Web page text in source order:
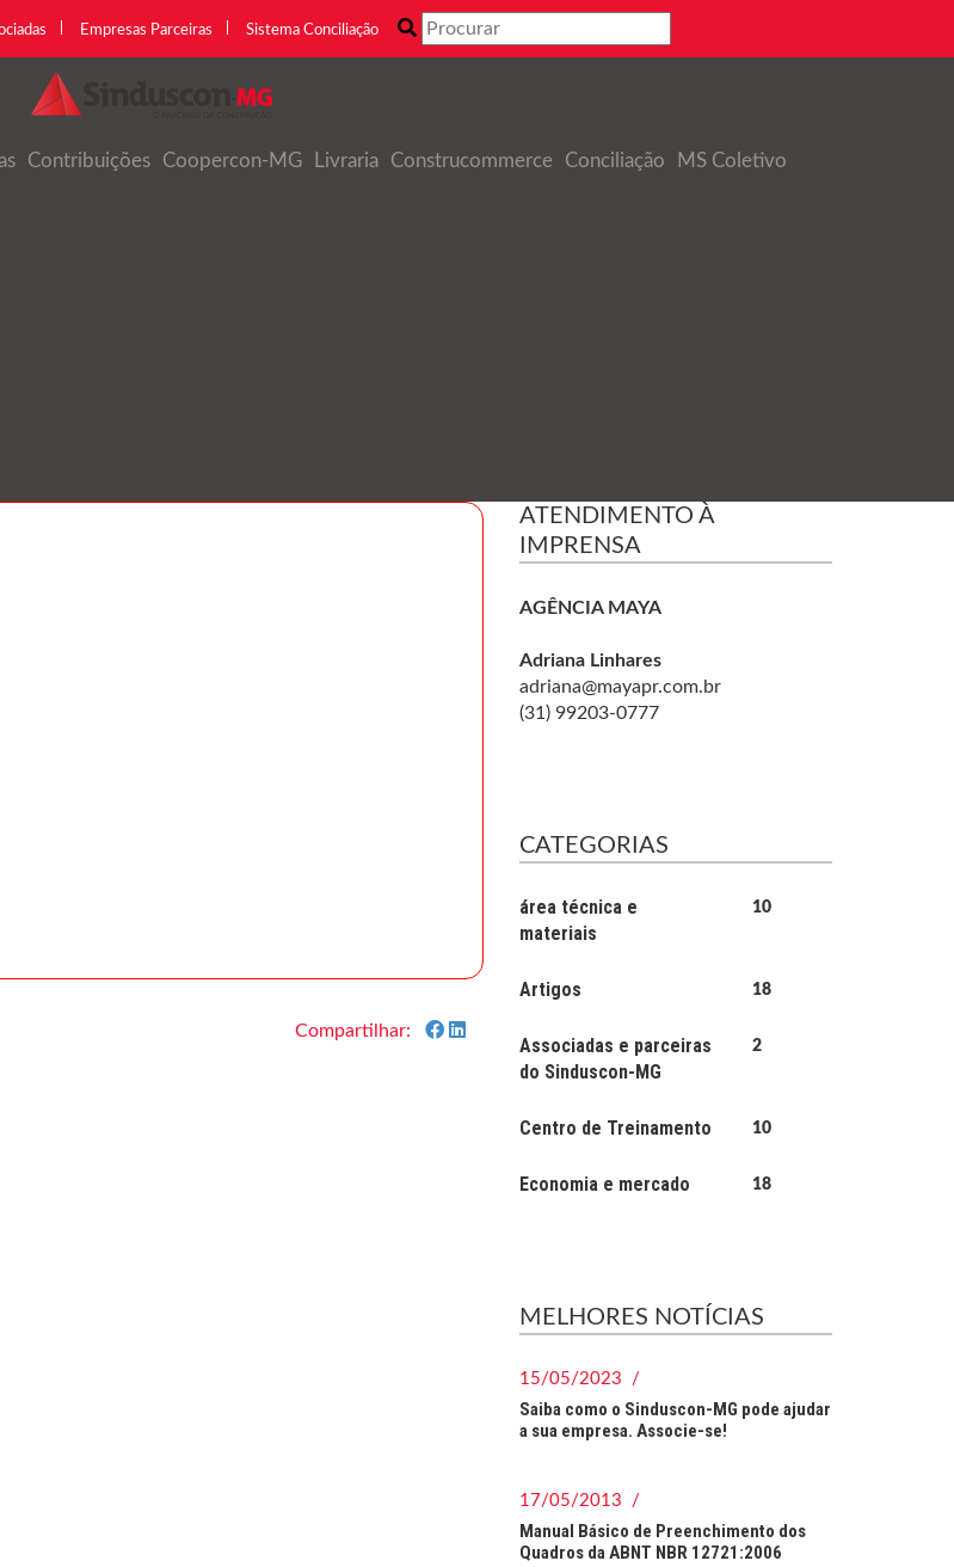
Empresas Parceiras Sistema Conciliação
Contribuições Coopercon-MG Livraria Construcommerce Conciliação MS Coletivo
Compartilhar:
ATENDIMENTO À
IMPRENSA
AGÊNCIA MAYA
Adriana Linhares
adriana@mayapr.com.br
(31) 99203-0777
CATEGORIAS
área técnica e
materiais
10
Artigos 18
Associadas e parceiras
do Sinduscon-MG
2
Centro de Treinamento 10
Economia e mercado 18
MELHORES NOTÍCIAS
15/05/2023 /
Saiba como o Sinduscon-MG pode ajudar
a sua empresa. Associe-se!
17/05/2013 /
Manual Básico de Preenchimento dos
Quadros da ABNT NBR 12721:2006